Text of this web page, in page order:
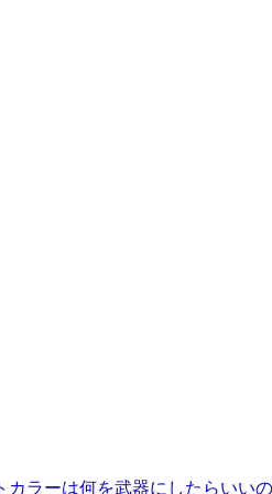
カラーは何を武器にしたらいい